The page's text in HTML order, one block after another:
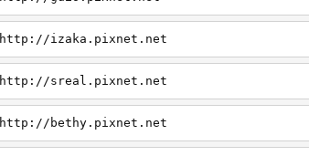
http://izaka.pixnet.net
http://sreal.pixnet.net
http://bethy.pixnet.net